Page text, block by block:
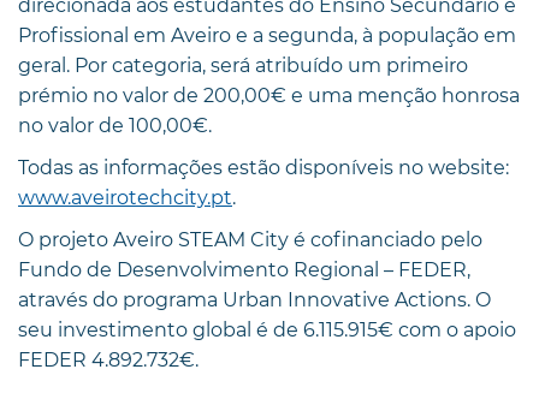
direcionada aos estudantes do Ensino Secundário e
Profissional em Aveiro e a segunda, à população em
geral. Por categoria, será atribuído um primeiro
prémio no valor de 200,00€ e uma menção honrosa
no valor de 100,00€.
Todas as informações estão disponíveis no website:
www.aveirotechcity.pt.
O projeto Aveiro STEAM City é cofinanciado pelo
Fundo de Desenvolvimento Regional – FEDER,
através do programa Urban Innovative Actions. O
seu investimento global é de 6.115.915€ com o apoio
FEDER 4.892.732€.